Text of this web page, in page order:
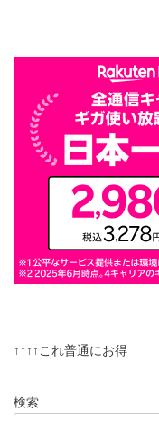
↑↑↑↑これ普通にお得
検索